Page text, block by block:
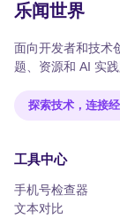
乐闻世界
面向开发者和技术
题、资源和 AI 实践
探索技术，连接
工具中心
手机号检查器
文本对比